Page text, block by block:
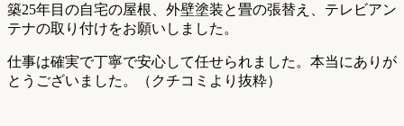
築25年目の自宅の屋根、外壁塗装と畳の張替え、テレビアン
テナの取り付けをお願いしました。
仕事は確実で丁寧で安心して任せられました。本当にありが
とうございました。（クチコミより抜粋）